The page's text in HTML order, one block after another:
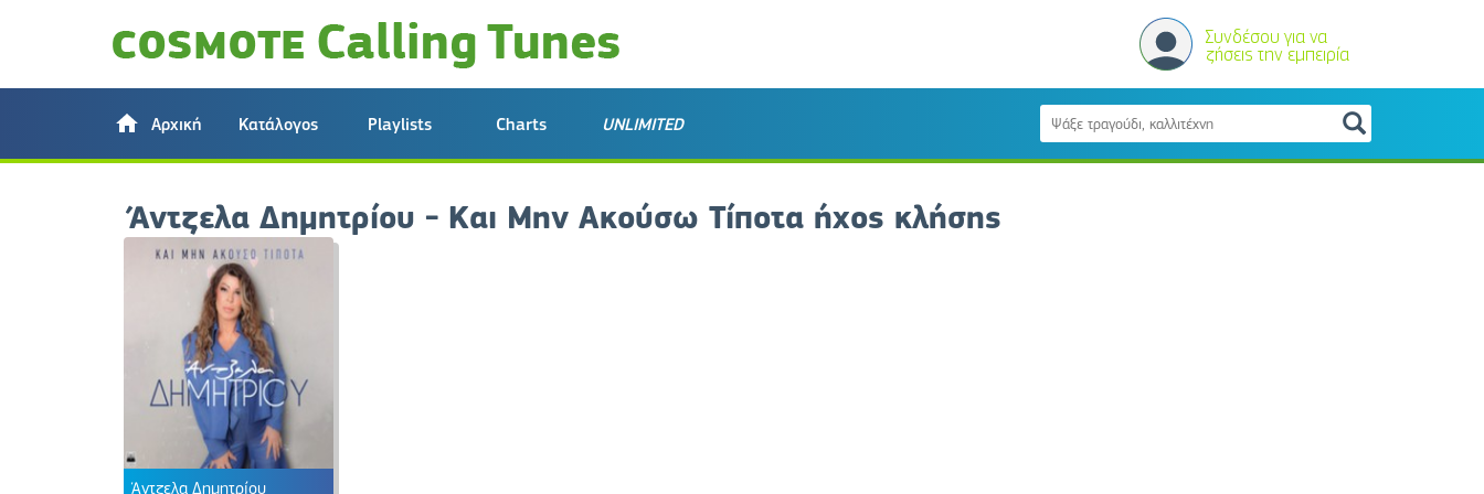
Συνδέσου για να
ζήσεις την εμπειρία
Αρχική Κατάλογος Playlists Charts UNLIMITED
Άντζελα Δημητρίου - Και Μην Ακούσω Τίποτα ήχος κλήσης
Άντζελα Δημητρίου